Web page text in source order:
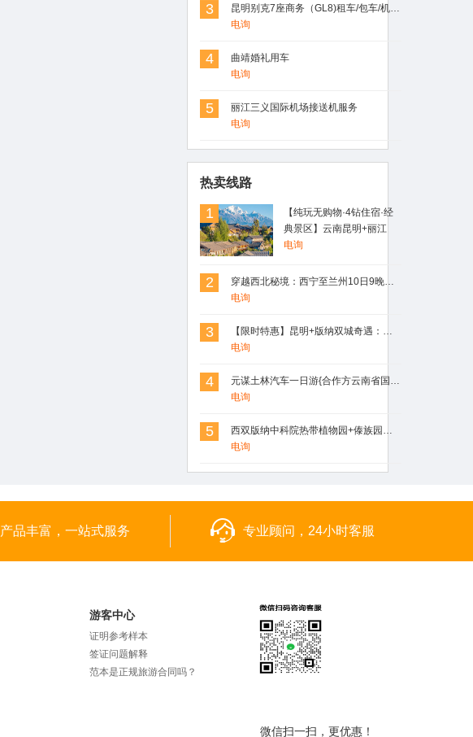
3
昆明别克7座商务（GL8)租车/包车/机场车站接送
电询
4
曲靖婚礼用车
电询
5
丽江三义国际机场接送机服务
电询
热卖线路
1
【纯玩无购物·4钻住宿·经
典景区】云南昆明+丽江
+大理+洱海+玉龙雪山4日3
电询
2
穿越西北秘境：西宁至兰州10日9晚深度游，青海湖、德令哈、敦煌、嘉峪关、张掖一网打尽
电询
3
【限时特惠】昆明+版纳双城奇遇：野象谷探险+原始森林徒步，4日3晚跟团游，尊享舒适住宿！
电询
4
元谋土林汽车一日游{合作方云南省国旅}
电询
5
西双版纳中科院热带植物园+傣族园一日游
电询
产品丰富，一站式服务 专业顾问，24小时客服
游客中心
证明参考样本
签证问题解释
范本是正规旅游合同吗？
微信扫一扫，更优惠！